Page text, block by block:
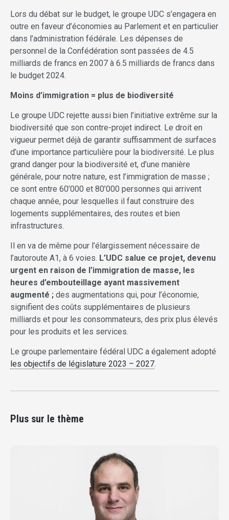
Lors du débat sur le budget, le groupe UDC s’engagera en
outre en faveur d’économies au Parlement et en particulier
dans l’administration fédérale. Les dépenses de
personnel de la Confédération sont passées de 4.5
milliards de francs en 2007 à 6.5 milliards de francs dans
le budget 2024.
Moins d’immigration = plus de biodiversité
Le groupe UDC rejette aussi bien l’initiative extrême sur la
biodiversité que son contre-projet indirect. Le droit en
vigueur permet déjà de garantir suffisamment de surfaces
d’une importance particulière pour la biodiversité. Le plus
grand danger pour la biodiversité et, d’une manière
générale, pour notre nature, est l’immigration de masse ;
ce sont entre 60’000 et 80’000 personnes qui arrivent
chaque année, pour lesquelles il faut construire des
logements supplémentaires, des routes et bien
infrastructures.
Il en va de même pour l’élargissement nécessaire de
l’autoroute A1, à 6 voies. L’UDC salue ce projet, devenu
urgent en raison de l’immigration de masse, les
heures d’embouteillage ayant massivement
augmenté ; des augmentations qui, pour l’économie,
signifient des coûts supplémentaires de plusieurs
milliards et pour les consommateurs, des prix plus élevés
pour les produits et les services.
Le groupe parlementaire fédéral UDC a également adopté
les objectifs de législature 2023 – 2027.
Plus sur le thème